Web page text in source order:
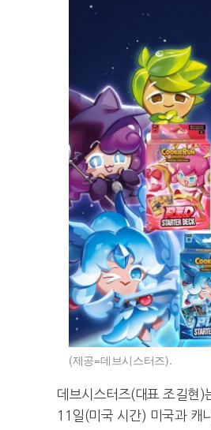
(제공=데브시스터즈).
데브시스터즈(대표 조길현
11일(미국 시간) 미국과 캐